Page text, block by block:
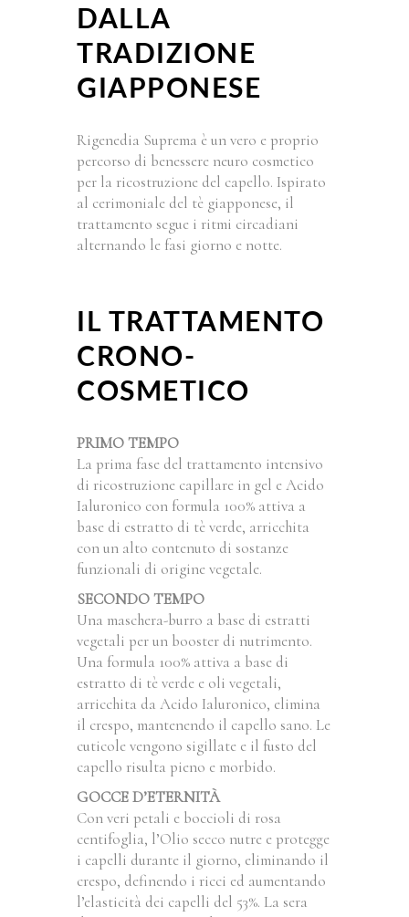
DALLA
TRADIZIONE
GIAPPONESE
Rigenedia Suprema è un vero e proprio
percorso di benessere neuro cosmetico
per la ricostruzione del capello. Ispirato
al cerimoniale del tè giapponese, il
trattamento segue i ritmi circadiani
alternando le fasi giorno e notte.
IL TRATTAMENTO
CRONO-
COSMETICO
PRIMO TEMPO
La prima fase del trattamento intensivo
di ricostruzione capillare in gel e Acido
Ialuronico con formula 100% attiva a
base di estratto di tè verde, arricchita
con un alto contenuto di sostanze
funzionali di origine vegetale.
SECONDO TEMPO
Una maschera-burro a base di estratti
vegetali per un booster di nutrimento.
Una formula 100% attiva a base di
estratto di tè verde e oli vegetali,
arricchita da Acido Ialuronico, elimina
il crespo, mantenendo il capello sano. Le
cuticole vengono sigillate e il fusto del
capello risulta pieno e morbido.
GOCCE D’ETERNITÀ
Con veri petali e boccioli di rosa
centifoglia, l’Olio secco nutre e protegge
i capelli durante il giorno, eliminando il
crespo, definendo i ricci ed aumentando
l’elasticità dei capelli del 53%. La sera